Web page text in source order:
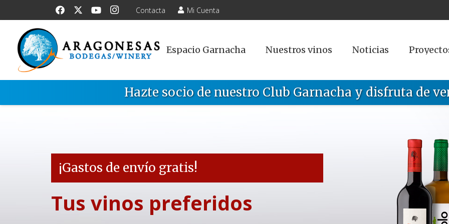
Contacta Mi Cuenta
Espacio Garnacha Nuestros vinos Noticias
Hazte socio de nuestro Club Garnacha y disfruta de
¡Gastos de envío gratis!
Tus vinos preferidos